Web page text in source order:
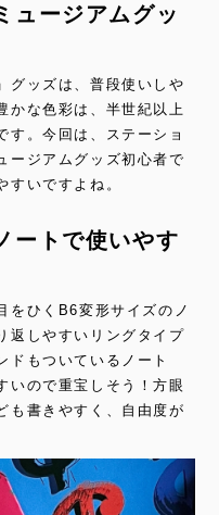
ュージアムグッ
グッズは、普段使いしや
かな色彩は、半世紀以上
す。今回は、ステーショ
ージアムグッズ初心者で
すいですよね。
ートで使いやす
をひくB6変形サイズのノ
返しやすいリングタイプ
ドもついているノート
いので重宝しそう！方眼
も書きやすく、自由度が